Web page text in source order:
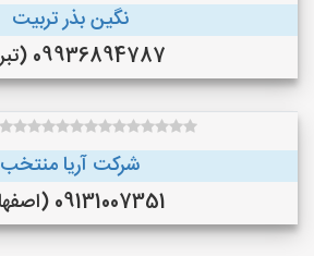
نگین بذر تربیت
09936894787 (تبریز)
شرکت آریا منتخب
09131007351 (اصفهان)